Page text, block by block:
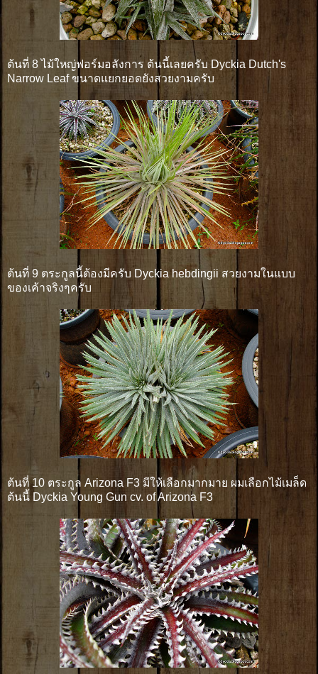
ต้นที่ 8 ไม้ใหญ่ฟอร์มอลังการ ต้นนี้เลยครับ Dyckia Dutch's
Narrow Leaf ขนาดแยกยอดยังสวยงามครับ
ต้นที่ 9 ตระกูลนี้ต้องมีครับ Dyckia hebdingii สวยงามในแบบ
ของเค้าจริงๆครับ
ต้นที่ 10 ตระกูล Arizona F3 มีให้เลือกมากมาย ผมเลือกไม้เมล็ด
ต้นนี้ Dyckia Young Gun cv. of Arizona F3